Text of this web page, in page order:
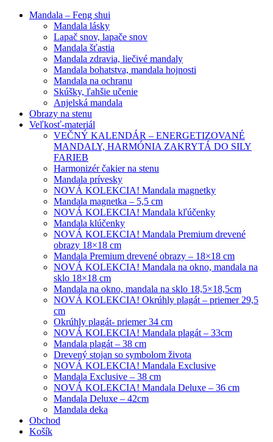
Mandala – Feng shui
Mandala lásky
Lapač snov, lapače snov
Mandala šťastia
Mandala zdravia, liečivé mandaly
Mandala bohatstva, mandala hojnosti
Mandala na ochranu
Skúšky, ľahšie učenie
Anjelská mandala
Obrazy na stenu
Veľkosť-materiál
VEČNÝ KALENDÁR – ENERGETIZOVANÉ
MANDALY, HARMÓNIA ZAKRYTÁ DO SILY
FARIEB
Harmonizér čakier na stenu
Mandala prívesky
NOVÁ KOLEKCIA! Mandala magnetky
Mandala magnetka – 5,5 cm
NOVÁ KOLEKCIA! Mandala kľúčenky
Mandala klúčenky
NOVÁ KOLEKCIA! Mandala Premium drevené
obrazy 18×18 cm
Mandala Premium drevené obrazy – 18×18 cm
NOVÁ KOLEKCIA! Mandala na okno, mandala na
sklo 18×18 cm
Mandala na okno, mandala na sklo 18,5×18,5cm
NOVÁ KOLEKCIA! Okrúhly plagát – priemer 29,5
cm
Okrúhly plagát- priemer 34 cm
NOVÁ KOLEKCIA! Mandala plagát – 33cm
Mandala plagát – 38 cm
Drevený stojan so symbolom života
NOVÁ KOLEKCIA! Mandala Exclusive
Mandala Exclusive – 38 cm
NOVÁ KOLEKCIA! Mandala Deluxe – 36 cm
Mandala Deluxe – 42cm
Mandala deka
Obchod
Košík